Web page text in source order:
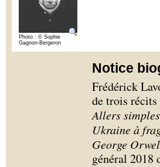
Photo : © Sophie
Gagnon-Bergeron
Notice
Frédérick
de trois
Allers
Ukraine à
George
général 2018